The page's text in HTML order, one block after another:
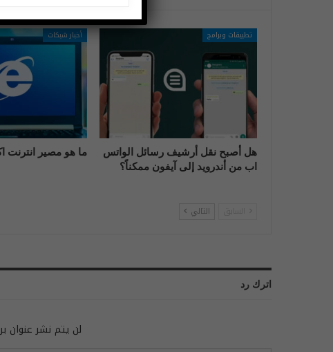
تطبيقات وبرامج
هل أصبح نقل أرشيف رسائل الواتس
اب من أندرويد إلى آيفون ممكناً؟
أخبار شبكات
ما هو مصير انترنت
التالي
اترك رد
لن يتم نشر عنوان